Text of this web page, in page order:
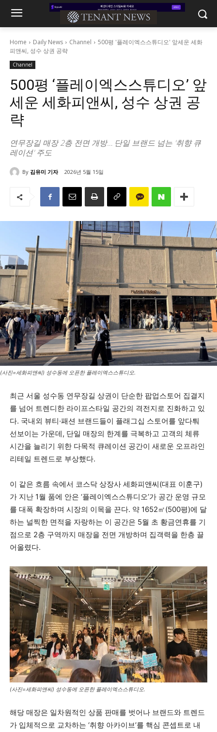
Home Daily News Channel
500평 '플레이엑스스튜디오' 앞세운 세화
피앤씨, 성수 상권 공략
Channel
500평 ‘플레이엑스스튜디오’ 앞
세운 세화피앤씨, 성수 상권 공
략
연무장길 매장 2층 전면 개방… 단일 브랜드 넘는 '취향 큐
레이션' 주도
By 김유미 기자 2026년 5월 15일
(사진=세화피앤씨) 성수동에 오픈한 플레이엑스스튜디오.
최근 서울 성수동 연무장길 상권이 단순한 팝업스토어 집결지
를 넘어 트렌디한 라이프스타일 공간의 격전지로 진화하고 있
다. 국내외 뷰티·패션 브랜드들이 플래그십 스토어를 앞다퉈
선보이는 가운데, 단일 매장의 한계를 극복하고 고객의 체류
시간을 늘리기 위한 다목적 큐레이션 공간이 새로운 오프라인
리테일 트렌드로 부상했다.
이 같은 흐름 속에서 코스닥 상장사 세화피앤씨(대표 이훈구)
가 지난 1월 품에 안은 ‘플레이엑스스튜디오’가 공간 운영 규모
를 대폭 확장하며 시장의 이목을 끈다. 약 1652㎡(500평)에 달
하는 널찍한 면적을 자랑하는 이 공간은 5월 초 황금연휴를 기
점으로 2층 구역까지 매장을 전면 개방하며 집객력을 한층 끌
어올렸다.
(사진=세화피앤씨) 성수동에 오픈한 플레이엑스스튜디오.
해당 매장은 일차원적인 상품 판매를 벗어나 브랜드와 트렌드
가 입체적으로 교차하는 ‘취향 아카이브’를 핵심 콘셉트로 내